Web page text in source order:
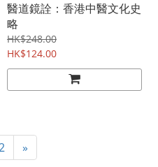
醫道鏡詮：香港中醫文化史
略
HK$248.00
HK$124.00
»